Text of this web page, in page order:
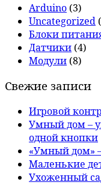
Arduino (3)
Uncategorized
Блоки
Датчики (4)
Модули (8)
Свежие записи
Игровой
Умный дом –
одной кнопки
«Умный дом»
Маленькие
Ухоженный